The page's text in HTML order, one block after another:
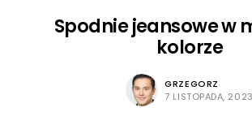
Spodnie jeansowe w
kolorze
GRZEGORZ
7 LISTOPADA, 2023